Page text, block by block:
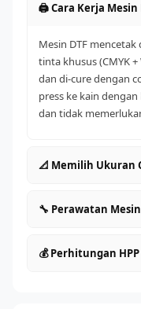
🖨️ Cara Kerja Mesin
Mesin DTF
tinta khusus (CMYK
dan di-cure dengan
press ke kain
dan tidak
📐 Memilih Ukuran
satuan
Roll to Roll (>60cm)
🔧 Perawatan
sesudah operasional
💰 Perhitungan